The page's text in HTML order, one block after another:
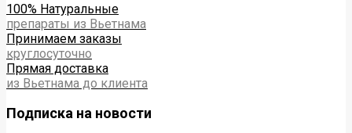
100% Натуральные
препараты из Вьетнама
Принимаем заказы
круглосуточно
Прямая доставка
из Вьетнама до клиента
Подписка на новости